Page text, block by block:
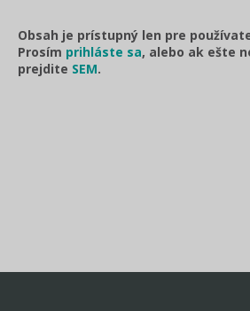
Obsah je prístupný len pre
Prosím prihláste sa, alebo ak ešte
prejdite SEM.